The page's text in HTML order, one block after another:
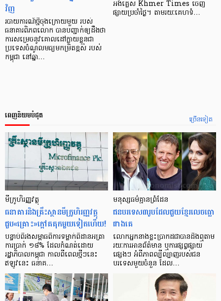
វិញ
របាយការណ៍ថ្មីចុងក្រោយមួយ របស់
ធនាគារពិភពលោក បានបញ្ជាក់ឲ្យដឹងថា
ការសម្រេចនូវគោលដៅក្លាយខ្លួនជា
ប្រទេសចំណូលមធ្យមកម្រិតខ្ពស់ របស់
កម្ពុជា នៅឆ្នា…
អង់គ្លេស Khmer Times ចេញ​
ផ្សាយ​ប្រចាំ​ថ្ងៃ។ តាម​រយៈ​​គេហ​ទំ…
ច្រើនទៀត
ពេញនិយមបំផុត
មីក្រូ​ហិរញ្ញវត្ថុ
ធនាគារ​និង​គ្រឹះស្ថាន​មីក្រូ​ហិរញ្ញវត្ថុ​
ជួប«គ្រោះ»ក្តៅ​គគុក​មួយ​ទៀត​ហើយ!
បន្ទាប់​ពី​រង​សម្ពាធ​​ពី​ការ​ទម្លាក់​ពិដាន​អត្រា​
ការ​ប្រាក់ ១៨​% ដែល​កំណត់​ដោយ​
រដ្ឋាភិបាល​កម្ពុជា កាល​ពី​ពេល​ថ្មីៗ​នេះ
ឥឡូវ​នេះ ធនាគ…
មនុស្ស​ធម៌​គ្មាន​ព្រំដែន
ជន​បរទេស​៣​រូប​ដែល​ជួយ​ខ្មែរ​លេច​ធ្លោ​
ជាង​គេ
លោកអ្នក​នាង​ខ្លះ​ប្រាកដ​ជា​បាន​​ដឹង​ឮ​តាម​
រយៈ​ការ​អាន​ព័ត៌មាន ឬ​ការ​ផ្សព្វផ្សាយ​
ផ្សេងៗ អំពី​ភាព​ល្បីល្បាញ​របស់​ជន​
បរទេស​មួយ​ចំនួន ដែល…